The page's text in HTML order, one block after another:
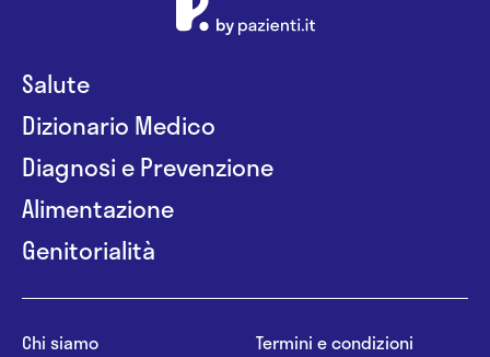
Salute
Dizionario Medico
Diagnosi e Prevenzione
Alimentazione
Genitorialità
Chi siamo
Termini e condizioni